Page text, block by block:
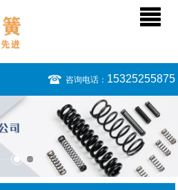
咨询电话： 15325255875